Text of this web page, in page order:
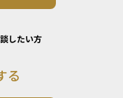
したい方
る